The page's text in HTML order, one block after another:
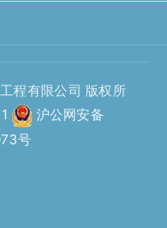
程有限公司 版权所
沪公网安备
号